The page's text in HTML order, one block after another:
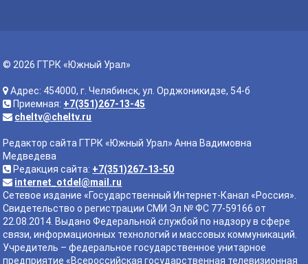
© 2026 ГТРК «Южный Урал»
Адрес: 454000, г. Челябинск, ул. Орджоникидзе, 54-б
Приемная: +7(351)267-13-45
cheltv@cheltv.ru
Редактор сайта ГТРК «Южный Урал» Анна Вадимовна
Медведева
Редакция сайта: +7(351)267-13-50
internet_otdel@mail.ru
Сетевое издание «Государственный Интернет-Канал «Россия».
Свидетельство о регистрации СМИ Эл № ФС 77-59166 от
22.08.2014. Выдано Федеральной службой по надзору в сфере
связи, информационных технологий и массовых коммуникаций.
Учредитель – федеральное государственное унитарное
предприятие «Всероссийская государственная телевизионная